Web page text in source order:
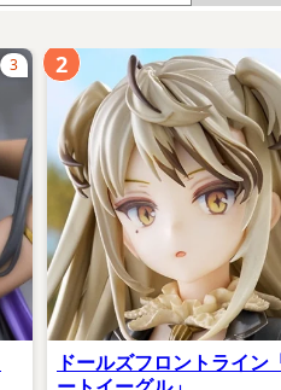
3
ドールズフロントライン
2